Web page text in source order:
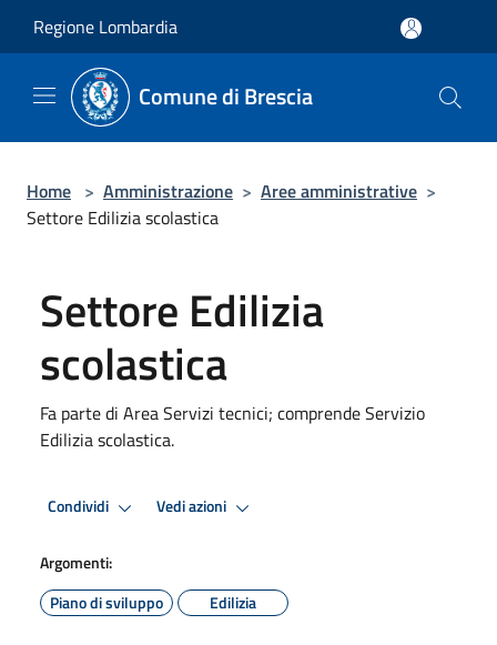
Regione Lombardia
Comune di Brescia
Home > Amministrazione > Aree amministrative >
Settore Edilizia scolastica
Settore Edilizia
scolastica
Fa parte di Area Servizi tecnici; comprende Servizio
Edilizia scolastica.
Condividi Vedi azioni
Argomenti:
Piano di sviluppo
Edilizia